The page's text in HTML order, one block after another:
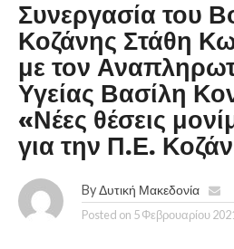
Συνεργασία του
Κοζάνης Στάθη
με τον
Υγείας Βασίλη
«Νέες θέσεις
για την Π.Ε.
By Δυτική Μακεδονία
Posted on 5 Φεβρουαρίου